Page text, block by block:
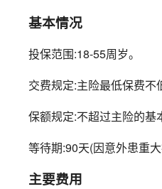
基本情况
投保范围:18-55周岁。
交费规定:主险最低保费
保额规定:不超过主险的
等待期:90天(因意外患重大
主要费用